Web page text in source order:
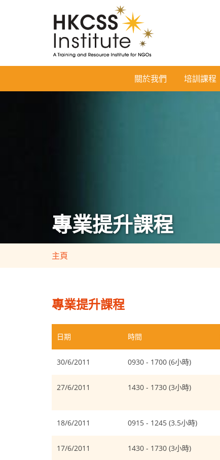
Institute
關於我們 培訓課程
專業提升課程
主頁
專業提升課程
日期 時間
30/6/2011 0930 - 1700 (6小時)
27/6/2011 1430 - 1730 (3小時)
18/6/2011 0915 - 1245 (3.5小時)
17/6/2011 1430 - 1730 (3小時)